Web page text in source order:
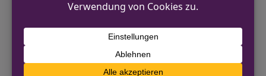
0208 826 22 22
https://oberhausen.polizei.nrw/